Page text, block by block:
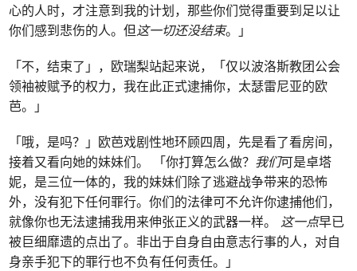
心的人时，才注意到我的计划，那些你们觉得重要到足以让
你们感到悲伤的人。但这一切还没结束。」
「不，结束了」，欧瑞梨站起来说，「仅以波洛斯教团公会
领袖被赋予的权力，我在此正式逮捕你，太瑟雷尼亚的欧
芭。」
「哦，是吗？」欧芭戏剧性地环顾四周，先是看了看房间，
接着又看向她的妹妹们。 「你打算怎么做？ 我们可是卓塔
妮，是三位一体的，我的妹妹们除了逃避战争带来的恐怖
外，没有犯下任何罪行。你们的法律可不允许你逮捕他们，
就像你也无法逮捕我用来伸张正义的武器一样。 这一点早已
被巨细靡遗的点出了。非出于自身自由意志行事的人，对自
身亲手犯下的罪行也不负有任何责任。」